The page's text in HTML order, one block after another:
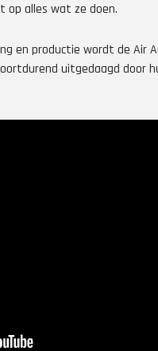
op alles wat ze doen.
en productie wordt de Air
uitgedaagd door